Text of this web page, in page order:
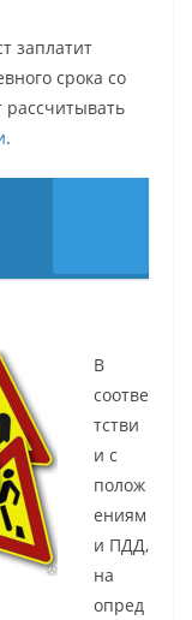
заплатит
срока со
.
В
соотве
тстви
и с
полож
ениям
и ПДД,
на
опред